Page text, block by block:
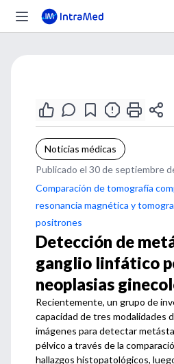
Noticias médicas
Publicado el 30 de septiembre
Comparación de tomografía
resonancia magnética y
positrones
Detección de
ganglio linfático
neoplasias
Recientemente, un grupo de
capacidad de tres modalidades
imágenes para detectar
pélvico a través de la
hallazgos histopatológicos,